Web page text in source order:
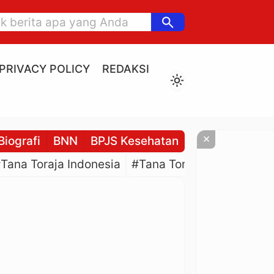
search
PRIVACY POLICY
REDAKSI
light_mode
BNN BPJS Kesehatan BPJS
Toraja Indonesia #Tana Toraja Culture
×